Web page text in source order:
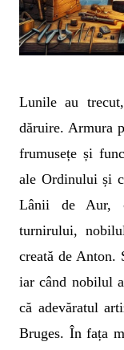
Lunile au
dăruire. Armura
frumusețe și
ale Ordinului și
Lânii de Aur,
turnirului,
creată de Anton.
iar când nobilul
că adevăratul
Bruges. În fața